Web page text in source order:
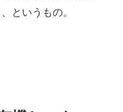
というもの。